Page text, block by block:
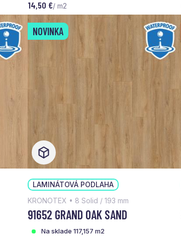
14,50 €/ m2
NOVINKA
LAMINÁTOVÁ PODLAHA
KRONOTEX • 8 Solid / 193 mm
91652 GRAND OAK SAND
Na sklade 117,157 m2